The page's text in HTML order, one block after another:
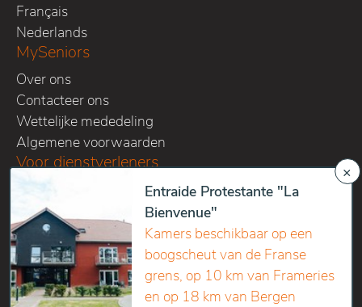
Français
Nederlands
MySeniors
Over ons
Contacteer ons
Wettelijke mededeling
Algemene voorwaarden
Voor dienstverleners
Bied uw diensten aan op MySeniors
Vraag een offerte op maat aan
Volg ons op onze sociale media kanalen
×
Entraide Protestante "La
Bienvenue"
Kamers beschikbaar op een
boogscheut van de Franse
grens, op 10 km van Frameries
en op 18 km van Bergen